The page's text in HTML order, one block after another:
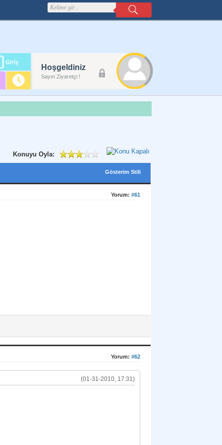
Hoşgeldiniz
Sayın Ziyaretçi !
Konuyu Oyla:
Gösterim Stili
Yorum: #61
Yorum: #62
(01-31-2010, 17:31)